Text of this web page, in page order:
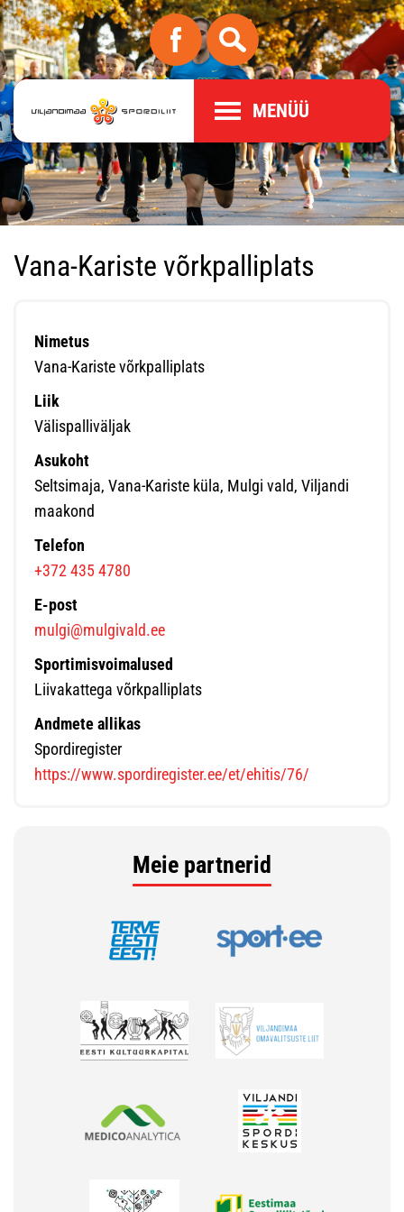
MENÜÜ
Vana-Kariste võrkpalliplats
Nimetus
Vana-Kariste võrkpalliplats
Liik
Välispalliväljak
Asukoht
Seltsimaja, Vana-Kariste küla, Mulgi vald, Viljandi
maakond
Telefon
+372 435 4780
E-post
mulgi@mulgivald.ee
Sportimisvoimalused
Liivakattega võrkpalliplats
Andmete allikas
Spordiregister
https://www.spordiregister.ee/et/ehitis/76/
Meie partnerid